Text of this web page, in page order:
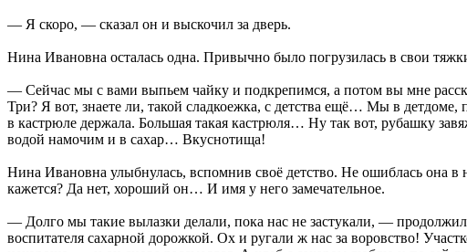
— Я скоро, — сказал он и выскочил за дверь.
Нина Ивановна осталась одна. Привычно было погрузилась в свои
— Сейчас мы с вами выпьем чайку и подкрепимся, а потом вы мне
Три? Я вот, знаете ли, такой сладкоежка, с детства ещё… Мы в
в кастрюле держала. Большая такая кастрюля… Ну так вот, рубашку
водой намочим и в сахар… Вкуснотища!
Нина Ивановна улыбнулась, вспомнив своё детство. Не ошиблась она
кажется? Да нет, хороший он… И имя у него замечательное.
— Долго мы такие вылазки делали, пока нас не застукали, —
воспитателя сахарной дорожкой. Ох и ругали ж нас за воровство!